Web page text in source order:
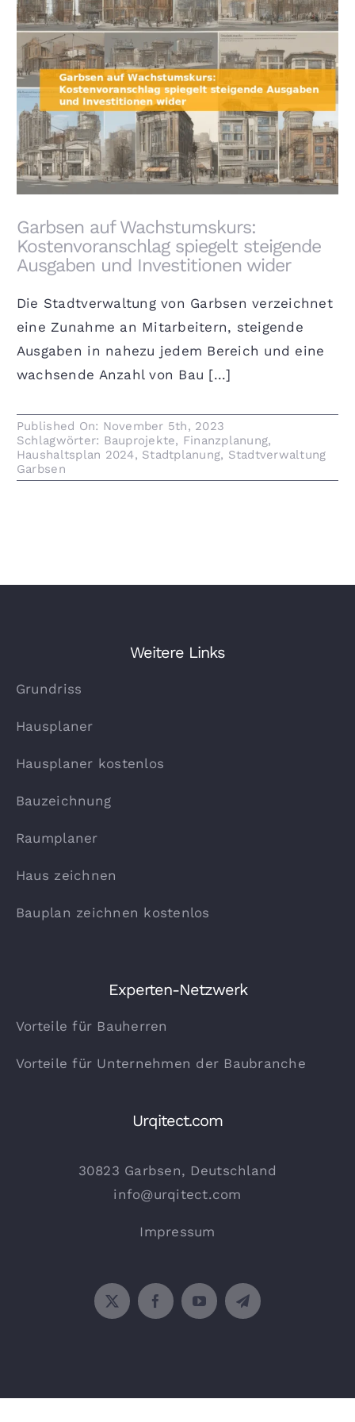
Garbsen auf Wachstumskurs: Kostenvoranschlag
spiegelt steigende Ausgaben und Investitionen
wider
Garbsen auf Wachstumskurs:
Kostenvoranschlag spiegelt steigende
Ausgaben und Investitionen wider
Die Stadtverwaltung von Garbsen verzeichnet
eine Zunahme an Mitarbeitern, steigende
Ausgaben in nahezu jedem Bereich und eine
wachsende Anzahl von Bau [...]
Published On: November 5th, 2023
Schlagwörter: Bauprojekte, Finanzplanung,
Haushaltsplan 2024, Stadtplanung, Stadtverwaltung
Garbsen
Urqitect.com
30823 Garbsen, Deutschland
info@urqitect.com
Impressum
Weitere Links
Grundriss
Hausplaner
Hausplaner kostenlos
Bauzeichnung
Raumplaner
Haus zeichnen
Bauplan zeichnen kostenlos
Experten-Netzwerk
Vorteile für Bauherren
Vorteile für Unternehmen der Baubranche